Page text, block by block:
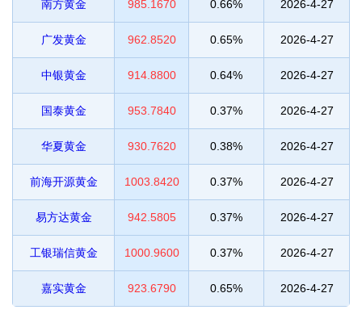
南方黄金 985.1670 0.66% 2026-4-27
广发黄金 962.8520 0.65% 2026-4-27
中银黄金 914.8800 0.64% 2026-4-27
国泰黄金 953.7840 0.37% 2026-4-27
华夏黄金 930.7620 0.38% 2026-4-27
前海开源黄金 1003.8420 0.37% 2026-4-27
易方达黄金 942.5805 0.37% 2026-4-27
工银瑞信黄金 1000.9600 0.37% 2026-4-27
嘉实黄金 923.6790 0.65% 2026-4-27